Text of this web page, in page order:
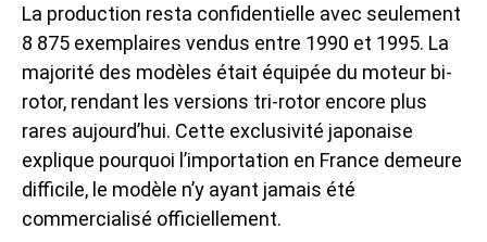
La production resta confidentielle avec seulement
8 875 exemplaires vendus entre 1990 et 1995. La
majorité des modèles était équipée du moteur bi-
rotor, rendant les versions tri-rotor encore plus
rares aujourd’hui. Cette exclusivité japonaise
explique pourquoi l’importation en France demeure
difficile, le modèle n’y ayant jamais été
commercialisé officiellement.